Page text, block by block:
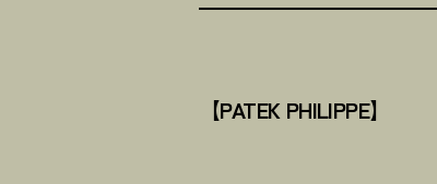
【PATEK PHILIPPE】